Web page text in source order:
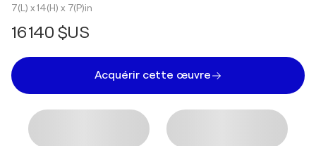
7(L) x 14(H) x 7(P)in
16 140 $US
Acquérir cette œuvre